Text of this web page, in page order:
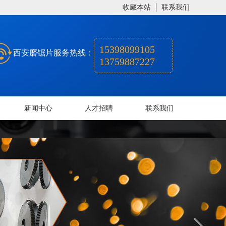
收藏本站 联系我们
西安磨锯片服务热线：
15398099105
13759887227
新闻中心 人才招聘 联系我们